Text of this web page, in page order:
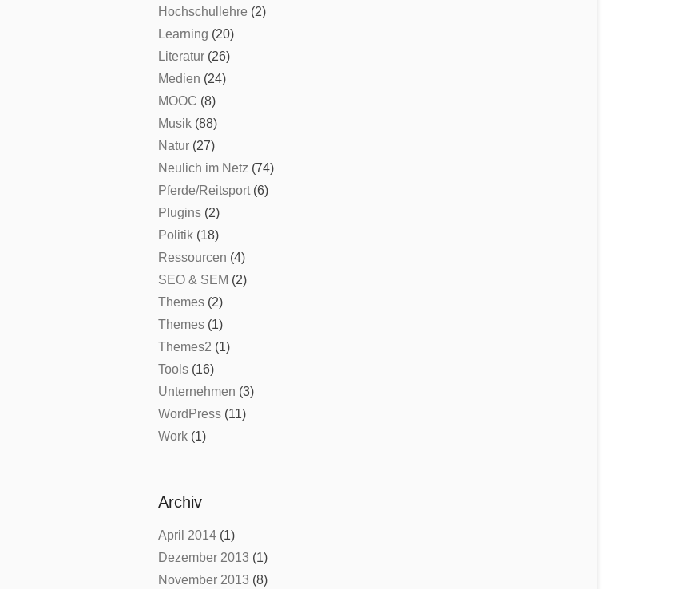
Hochschullehre (2)
Learning (20)
Literatur(26)
Medien (24)
MOOC (8)
Musik(88)
Natur(27)
Neulich im Netz (74)
Pferde/Reitsport(6)
Plugins(2)
Politik(18)
Ressourcen (4)
SEO & SEM (2)
Themes(2)
Themes(1)
Themes2 (1)
Tools(16)
Unternehmen (3)
WordPress(11)
Work(1)
Archiv
April 2014(1)
Dezember 2013 (1)
November 2013 (8)